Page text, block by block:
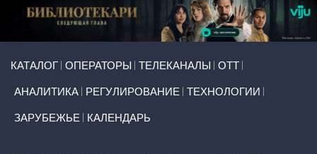
КАТАЛОГ ОПЕРАТОРЫ ТЕЛЕКАНАЛЫ ОТТ
АНАЛИТИКА РЕГУЛИРОВАНИЕ ТЕХНОЛОГИИ
ЗАРУБЕЖЬЕ КАЛЕНДАРЬ